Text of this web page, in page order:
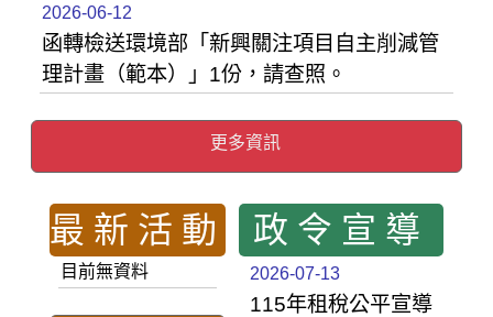
2026-06-12
函轉檢送環境部「新興關注項目自主削減管
理計畫（範本）」1份，請查照。
更多資訊
最新活動
目前無資料
政令宣導
2026-07-13
115年租稅公平宣導